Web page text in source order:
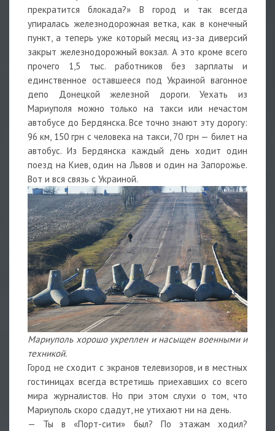
прекратится блокада?» В город и так всегда
упиралась железнодорожная ветка, как в конечный
пункт, а теперь уже который месяц из-за диверсий
закрыт железнодорожный вокзал. А это кроме всего
прочего 1,5 тыс. работников без зарплаты и
единственное оставшееся под Украиной вагонное
депо Донецкой железной дороги. Уехать из
Мариуполя можно только на такси или нечастом
автобусе до Бердянска. Все точно знают эту дорогу:
96 км, 150 грн с человека на такси, 70 грн — билет на
автобус. Из Бердянска каждый день ходит один
поезд на Киев, один на Львов и один на Запорожье.
Вот и вся связь с Украиной.
Мариуполь хорошо укреплен и насыщен военными и
техникой.
Город не сходит с экранов телевизоров, и в местных
гостиницах всегда встретишь приехавших со всего
мира журналистов. Но при этом слухи о том, что
Мариуполь скоро сдадут, не утихают ни на день.
— Ты в «Порт-сити» был? По этажам ходил?